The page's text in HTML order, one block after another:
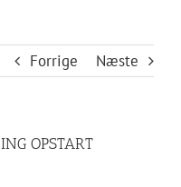
Forrige Næste
OPSTART